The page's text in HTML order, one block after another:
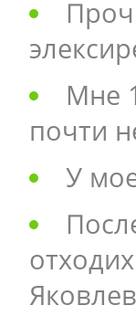
Мне
почти
У